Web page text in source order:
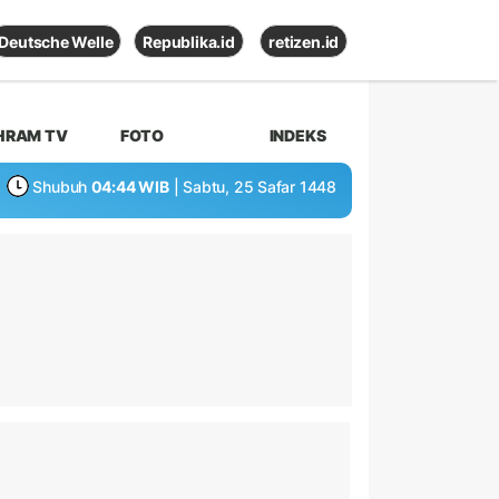
Deutsche Welle Republika.id retizen.id
TV FOTO INDEKS
Shubuh 04:44 WIB | Sabtu, 25 Safar 1448